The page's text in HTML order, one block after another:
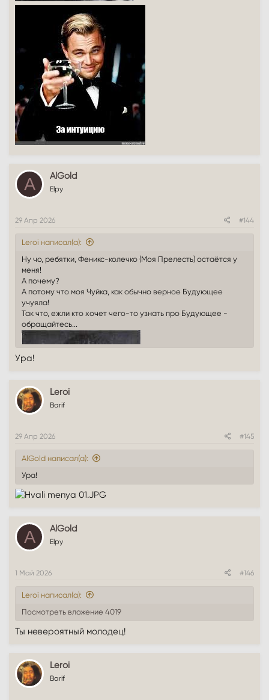
A AlGold
Elpy
29 Апр 2026 #144
Leroi написал(а):
Ну чо, ребятки, Феникс-колечко (Моя Прелесть) остаётся у
меня!
А почему?
А потому что моя Чуйка, как обычно верное Будующее
учуяла!
Так что, ежли кто хочет чего-то узнать про Будующее -
обращайтесь...
Ура!
Leroi
Barif
29 Апр 2026 #145
AlGold написал(а):
Ура!
A AlGold
Elpy
1 Май 2026 #146
Leroi написал(а):
Посмотреть вложение 4019
Ты невероятный молодец!
Leroi
Barif